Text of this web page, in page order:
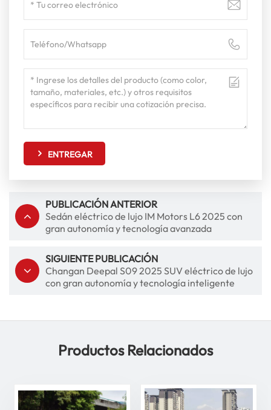
ENTREGAR
PUBLICACIÓN ANTERIOR
Sedán eléctrico de lujo IM Motors L6 2025 con
gran autonomía y tecnología avanzada
SIGUIENTE PUBLICACIÓN
Changan Deepal S09 2025 SUV eléctrico de lujo
con gran autonomía y tecnología inteligente
Productos Relacionados